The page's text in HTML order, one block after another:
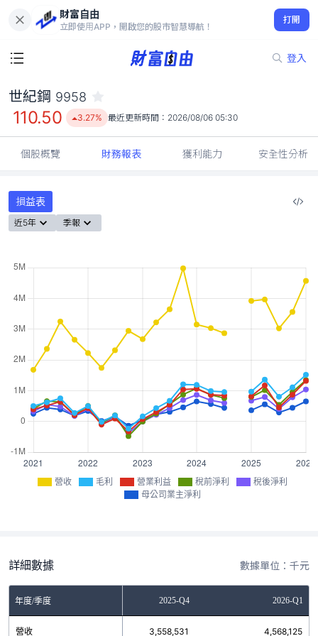
財富自由
立即使用APP，開啟您的股市智慧導航！
打開
登入
110.50
3.27%
世紀鋼 9958
110.50 3.27% 最近更新時間： 2026/08/06 05:30
個股概覽 財務報表 獲利能力 安全性分析
損益表
近5年 季報
營收 毛利 營業利益 稅前淨利
稅後淨利
母公司業主淨利
詳細數據 數據單位：千元
年度/季度2025-Q3 2025-Q4 2026-Q1
營收 3,558,531 4,568,125